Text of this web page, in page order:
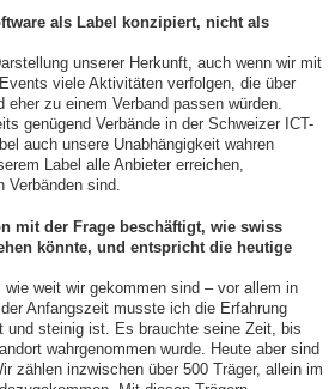
als Label konzipiert, nicht als
unserer Herkunft, auch wenn wir mit
viele Aktivitäten verfolgen, die über
eher zu einem Verband passen würden.
genügend Verbände in der Schweizer ICT-
auch unsere Unabhängigkeit wahren
Label alle Anbieter erreichen,
Verbänden sind.
mit der Frage beschäftigt, wie swiss
könnte, und entspricht die heutige
wie weit wir gekommen sind – vor allem in
Anfangszeit musste ich die Erfahrung
und steinig ist. Es brauchte seine Zeit, bis
wahrgenommen wurde. Heute aber sind
zählen inzwischen über 500 Träger, allein im